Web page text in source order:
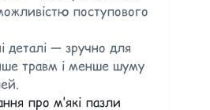
поступового
деталі — зручно для
травм і менше шуму
про м’які пазли